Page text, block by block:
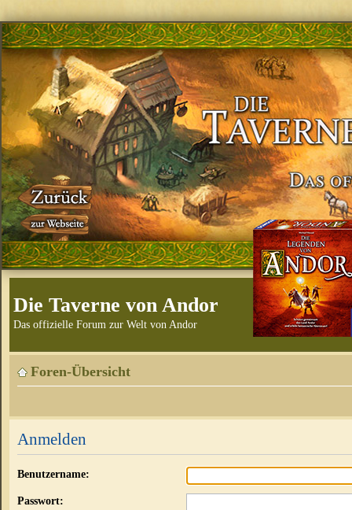
Die Taverne von Andor
Das offizielle Forum zur Welt von Andor
Foren-Übersicht
Anmelden
Benutzername:
Passwort: